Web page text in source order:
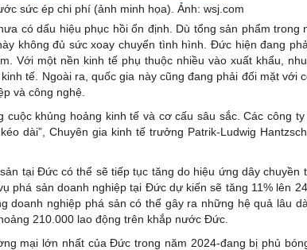
sức ép chi phí (ảnh minh họa). Ảnh: wsj.com
có dấu hiệu phục hồi ổn định. Dù tổng sản phẩm trong
không đủ sức xoay chuyển tình hình. Đức hiện đang
Với một nền kinh tế phụ thuộc nhiều vào xuất khẩu,
tế. Ngoài ra, quốc gia này cũng đang phải đối mặt với
và công nghệ.
khủng hoảng kinh tế và cơ cấu sâu sắc. Các công ty
dài”, Chuyên gia kinh tế trưởng Patrik-Ludwig
tại Đức có thể sẽ tiếp tục tăng do hiệu ứng dây chuyền
phá sản doanh nghiệp tại Đức dự kiến sẽ tăng 11% lên
doanh nghiệp phá sản có thể gây ra những hệ quả lâu
210.000 lao động trên khắp nước Đức.
mại lớn nhất của Đức trong năm 2024-đang bị phủ